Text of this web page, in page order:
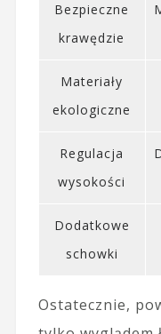
Bezpieczne
krawędzie
Materiały
ekologiczne
Regulacja
wysokości
Dodatkowe
schowki
Ostatecznie,